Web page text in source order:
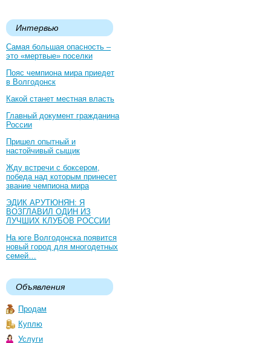
Интервью
Самая большая опасность –
это «мертвые» поселки
Пояс чемпиона мира приедет
в Волгодонск
Какой станет местная власть
Главный документ гражданина
России
Пришел опытный и
настойчивый сыщик
Жду встречи с боксером,
победа над которым принесет
звание чемпиона мира
ЭДИК АРУТЮНЯН: Я
ВОЗГЛАВИЛ ОДИН ИЗ
ЛУЧШИХ КЛУБОВ РОССИИ
На юге Волгодонска появится
новый город для многодетных
семей…
Объявления
Продам
Куплю
Услуги